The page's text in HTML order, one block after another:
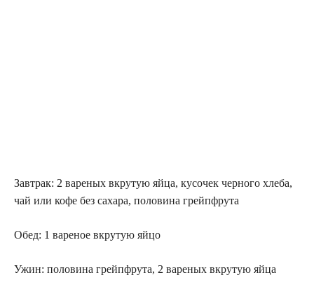
Завтрак: 2 вареных вкрутую яйца, кусочек черного хлеба,
чай или кофе без сахара, половина грейпфрута
Обед: 1 вареное вкрутую яйцо
Ужин: половина грейпфрута, 2 вареных вкрутую яйца